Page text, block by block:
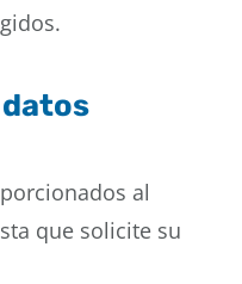
al
que solicite su